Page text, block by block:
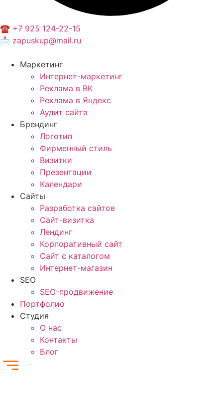
☎️ +7 925 124-22-15
📩 zapuskup@mail.ru
Маркетинг
Интернет-маркетинг
Реклама в ВК
Реклама в Яндекс
Аудит сайта
Брендинг
Логотип
Фирменный стиль
Визитки
Презентации
Календари
Сайты
Разработка сайтов
Cайт-визитка
Лендинг
Корпоративный сайт
Сайт с каталогом
Интернет-магазин
SEO
SEO-продвижение
Портфолио
Студия
О нас
Контакты
Блог